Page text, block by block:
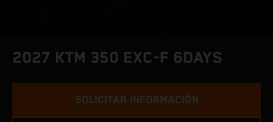
2027 KTM 350 EXC-F 6DAYS
SOLICITAR INFORMACIÓN